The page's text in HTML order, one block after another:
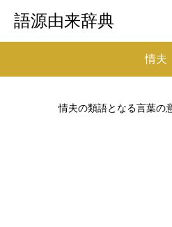
語源由来辞典
情夫
情夫の類語となる言葉の